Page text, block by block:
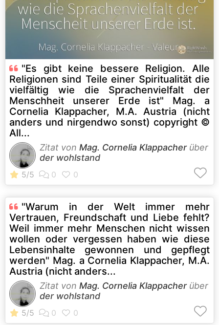
"Es gibt keine bessere Religion. Alle
Religionen sind Teile einer Spiritualität die
vielfältig wie die Sprachenvielfalt der
Menschheit unserer Erde ist" Mag. a
Cornelia Klappacher, M.A. Austria (nicht
anders und nirgendwo sonst) copyright ©
All...
Zitat von Mag. Cornelia Klappacherüber
der wohlstand
"Warum in der Welt immer mehr
Vertrauen, Freundschaft und Liebe fehlt?
Weil immer mehr Menschen nicht wissen
wollen oder vergessen haben wie diese
Lebensinhalte gewonnen und gepflegt
werden" Mag. a Cornelia Klappacher, M.A.
Austria (nicht anders...
Zitat von Mag. Cornelia Klappacherüber
der wohlstand